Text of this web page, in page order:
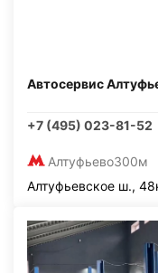
Автосервис
+7 (495) 023-81-52
Алтуфьево300м
Алтуфьевское ш.,